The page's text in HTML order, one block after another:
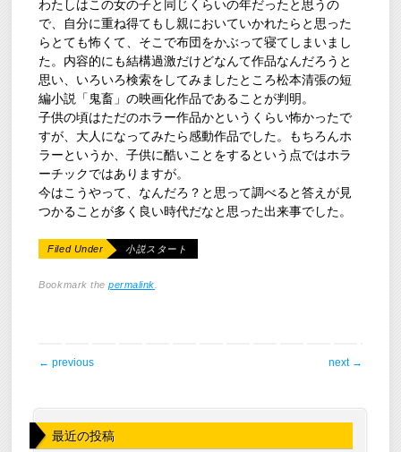
わたしはこの女の子と同じくらいの年だったと思うの
で、自分に重ね得てもし親においていかれたらと思った
らとても怖くて、そこで布団をかぶって寝てしまいまし
た。内容的にも結構過激だけどなんて作品なんだろうと
思い、いろいろ検索をしてみましたところ松本清張の短
編小説「鬼畜」の映画化作品であることが判明。
子供の頃はただのホラー作品かというくらい怖かったで
すが、大人になってみたら感動作品でした。もちろんホ
ラーというか、子供に酷いことをするという点ではホラ
ーチックではありますが。
今はこうやって、なんだろ？と思って調べると答えが見
つかることが多く良い時代だなと思った出来事でした。
Filed Under 小説スタート
Bookmark thepermalink.
post navigation
← previous next →
最近の投稿